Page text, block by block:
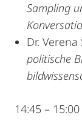
Sampling
Dr.
politische
14:45 – 15:00